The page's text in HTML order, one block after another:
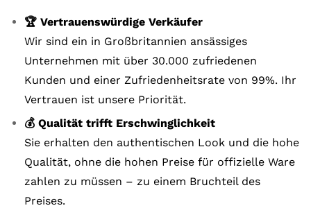
🏆 Vertrauenswürdige Verkäufer
Wir sind ein in Großbritannien ansässiges
Unternehmen mit über 30.000 zufriedenen
Kunden und einer Zufriedenheitsrate von 99%. Ihr
Vertrauen ist unsere Priorität.
💰 Qualität trifft Erschwinglichkeit
Sie erhalten den authentischen Look und die hohe
Qualität, ohne die hohen Preise für offizielle Ware
zahlen zu müssen – zu einem Bruchteil des
Preises.